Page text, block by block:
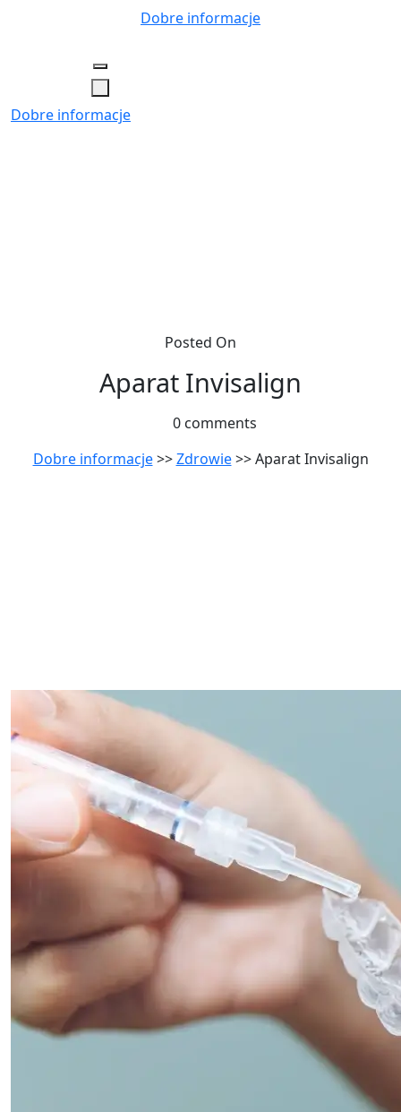
Dobre informacje
Dobre informacje
Posted On
Aparat Invisalign
0 comments
Dobre informacje>>Zdrowie>> Aparat Invisalign